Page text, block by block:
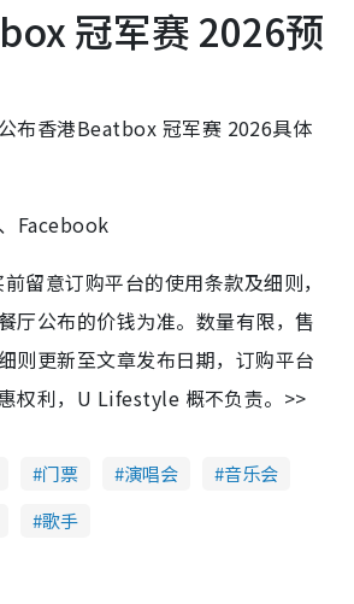
冠军赛 2026预
布香港Beatbox 冠军赛 2026具体
Facebook
留意订购平台的使用条款及细则，
厅公布的价钱为准。数量有限，售
则更新至文章发布日期，订购平台
权利，U Lifestyle 概不负责。>>
门票 演唱会
音乐会
歌手